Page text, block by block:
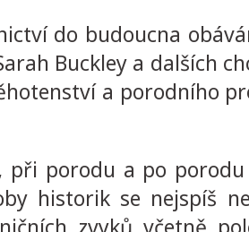
do budoucna
Buckley a dalších
a porodního
porodu a po
historik se nejspíš